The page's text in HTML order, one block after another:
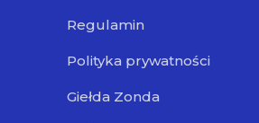
Regulamin
Polityka prywatności
Giełda Zonda